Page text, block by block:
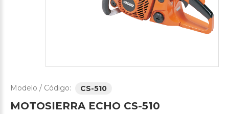
Modelo / Código: CS-510
MOTOSIERRA ECHO CS-510